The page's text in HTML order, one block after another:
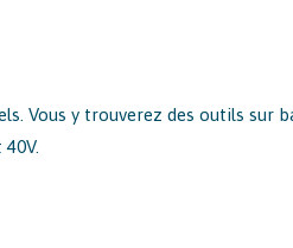
Vous y trouverez des outils sur